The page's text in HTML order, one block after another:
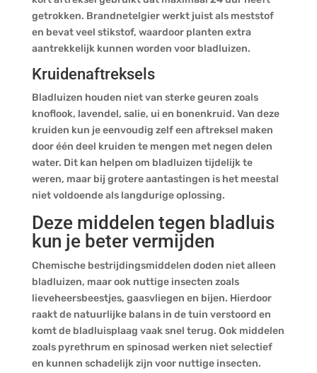
getrokken. Brandnetelgier werkt juist als meststof
en bevat veel stikstof, waardoor planten extra
aantrekkelijk kunnen worden voor bladluizen.
Kruidenaftreksels
Bladluizen houden niet van sterke geuren zoals
knoflook, lavendel, salie, ui en bonenkruid. Van deze
kruiden kun je eenvoudig zelf een aftreksel maken
door één deel kruiden te mengen met negen delen
water. Dit kan helpen om bladluizen tijdelijk te
weren, maar bij grotere aantastingen is het meestal
niet voldoende als langdurige oplossing.
Deze middelen tegen bladluis
kun je beter vermijden
Chemische bestrijdingsmiddelen doden niet alleen
bladluizen, maar ook nuttige insecten zoals
lieveheersbeestjes, gaasvliegen en bijen. Hierdoor
raakt de natuurlijke balans in de tuin verstoord en
komt de bladluisplaag vaak snel terug. Ook middelen
zoals pyrethrum en spinosad werken niet selectief
en kunnen schadelijk zijn voor nuttige insecten.